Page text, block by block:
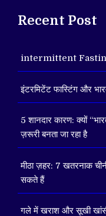
Recent Post
intermittent Fasting
इंटरमिटेंट फास्टिंग और
5 शानदार कारण: क्यों
ज़रूरी बनता जा रहा है
मीठा ज़हर: 7 खतरनाक
सकते हैं
गले में खराश और सूखी